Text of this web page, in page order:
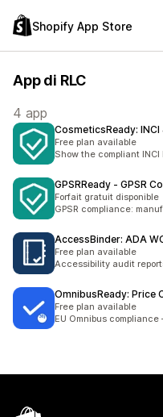
Shopify App Store
App di RLC
4 app
CosmeticsReady: INCI
Free plan available
Show the compliant
GPSRReady ‑ GPSR
Forfait gratuit disponible
GPSR compliance:
AccessBinder: ADA
Free plan available
Accessibility audit
OmnibusReady: Price
Free plan available
EU Omnibus